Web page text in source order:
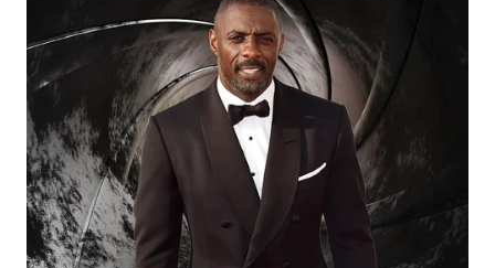
SIMALUNGUN
WN
LABUHANBATU
WN
TAPANULI
TENGAH